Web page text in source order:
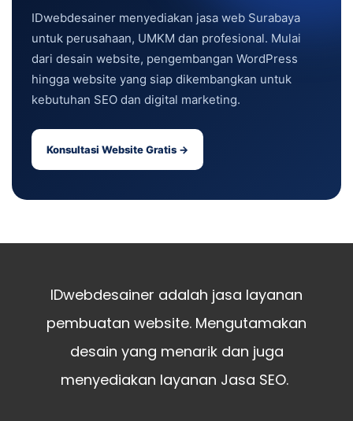
IDwebdesainer menyediakan jasa web Surabaya
untuk perusahaan, UMKM dan profesional. Mulai
dari desain website, pengembangan WordPress
hingga website yang siap dikembangkan untuk
kebutuhan SEO dan digital marketing.
Konsultasi Website Gratis →
IDwebdesainer adalah jasa layanan
pembuatan website. Mengutamakan
desain yang menarik dan juga
menyediakan layanan Jasa SEO.